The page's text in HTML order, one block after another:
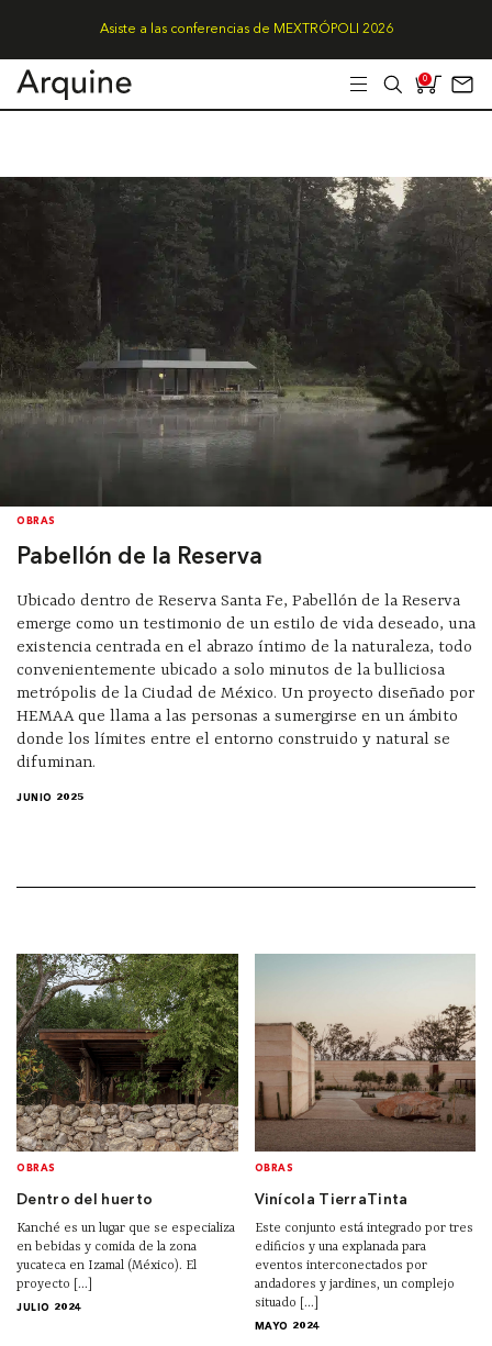
Asiste a las conferencias de MEXTRÓPOLI 2026
0
OBRAS
Pabellón de la Reserva
Ubicado dentro de Reserva Santa Fe, Pabellón de la Reserva
emerge como un testimonio de un estilo de vida deseado, una
existencia centrada en el abrazo íntimo de la naturaleza, todo
convenientemente ubicado a solo minutos de la bulliciosa
metrópolis de la Ciudad de México. Un proyecto diseñado por
HEMAA que llama a las personas a sumergirse en un ámbito
donde los límites entre el entorno construido y natural se
difuminan.
JUNIO 2025
OBRAS
Dentro del huerto
Kanché es un lugar que se especializa
en bebidas y comida de la zona
yucateca en Izamal (México). El
proyecto [...]
JULIO 2024
OBRAS
Vinícola TierraTinta
Este conjunto está integrado por tres
edificios y una explanada para
eventos interconectados por
andadores y jardines, un complejo
situado [...]
MAYO 2024